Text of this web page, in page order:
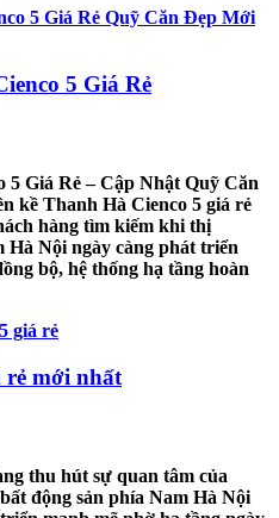
5 Giá Rẻ
Giá Rẻ – Cập Nhật Quỹ Căn
kề Thanh Hà Cienco 5 giá rẻ
hàng tìm kiếm khi thị
Nội ngày càng phát triển
bộ, hệ thống hạ tầng hoàn
rẻ mới nhất
thu hút sự quan tâm của
động sản phía Nam Hà Nội